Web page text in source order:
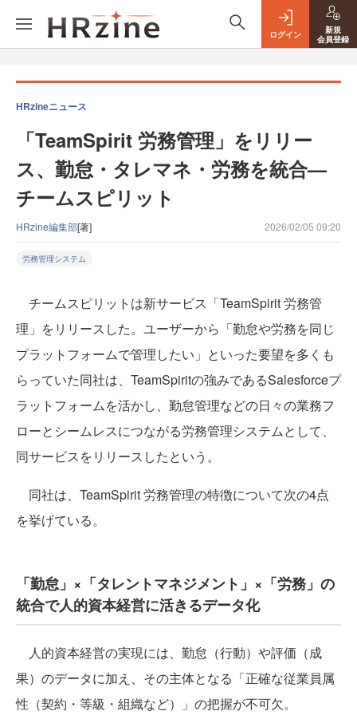
ログイン
新規
会員登録
HRzineニュース
「TeamSpirit 労務管理」をリリー
ス、勤怠・タレマネ・労務を統合—
チームスピリット
HRzine編集部[著] 2026/02/05 09:20
労務管理システム
チームスピリットは新サービス「TeamSpirit 労務管
理」をリリースした。ユーザーから「勤怠や労務を同じ
プラットフォームで管理したい」といった要望を多くも
らっていた同社は、TeamSpiritの強みであるSalesforceプ
ラットフォームを活かし、勤怠管理などの日々の業務フ
ローとシームレスにつながる労務管理システムとして、
同サービスをリリースしたという。
同社は、TeamSpirit 労務管理の特徴について次の4点
を挙げている。
「勤怠」×「タレントマネジメント」×「労務」の
統合で人的資本経営に活きるデータ化
人的資本経営の実現には、勤怠（行動）や評価（成
果）のデータに加え、その主体となる「正確な従業員属
性（契約・等級・組織など）」の把握が不可欠。